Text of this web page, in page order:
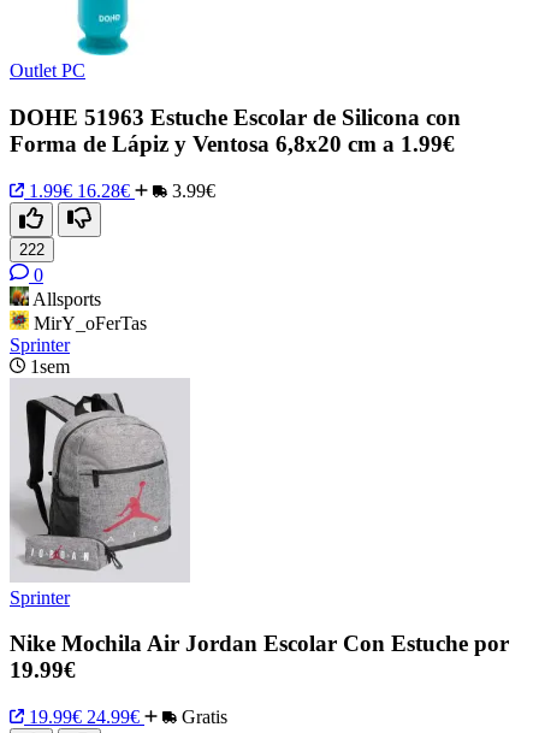
Outlet PC
DOHE 51963 Estuche Escolar de Silicona con
Forma de Lápiz y Ventosa 6,8x20 cm a 1.99€
1.99€ 16.28€ 3.99€
222
0
Allsports
MirY_oFerTas
Sprinter
1sem
Sprinter
Nike Mochila Air Jordan Escolar Con Estuche por
19.99€
19.99€ 24.99€ Gratis